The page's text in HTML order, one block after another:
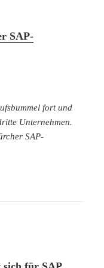
SAP-
fort und
Unternehmen.
SAP-